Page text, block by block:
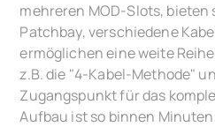
mehreren MOD-Slots, bieten sie, als
Patchbay, verschiedene
ermöglichen eine weite
z.B. die "4-Kabel-Methode"
Zugangspunkt für das
Aufbau ist so binnen